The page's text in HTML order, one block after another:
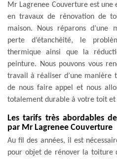
Mr Lagrenee Couverture est
en travaux de rénovation de
maison. Nous réparons d’une
perte d’étanchéité, le
thermique ainsi que la
peinture. Nous pouvons vous
travail à réaliser d’une manière
de nous faire appel et nous
totalement durable à votre toit
Les tarifs très abordables
par Mr Lagrenee Couverture
Au fil des années, il est
pour objet de rénover la toiture